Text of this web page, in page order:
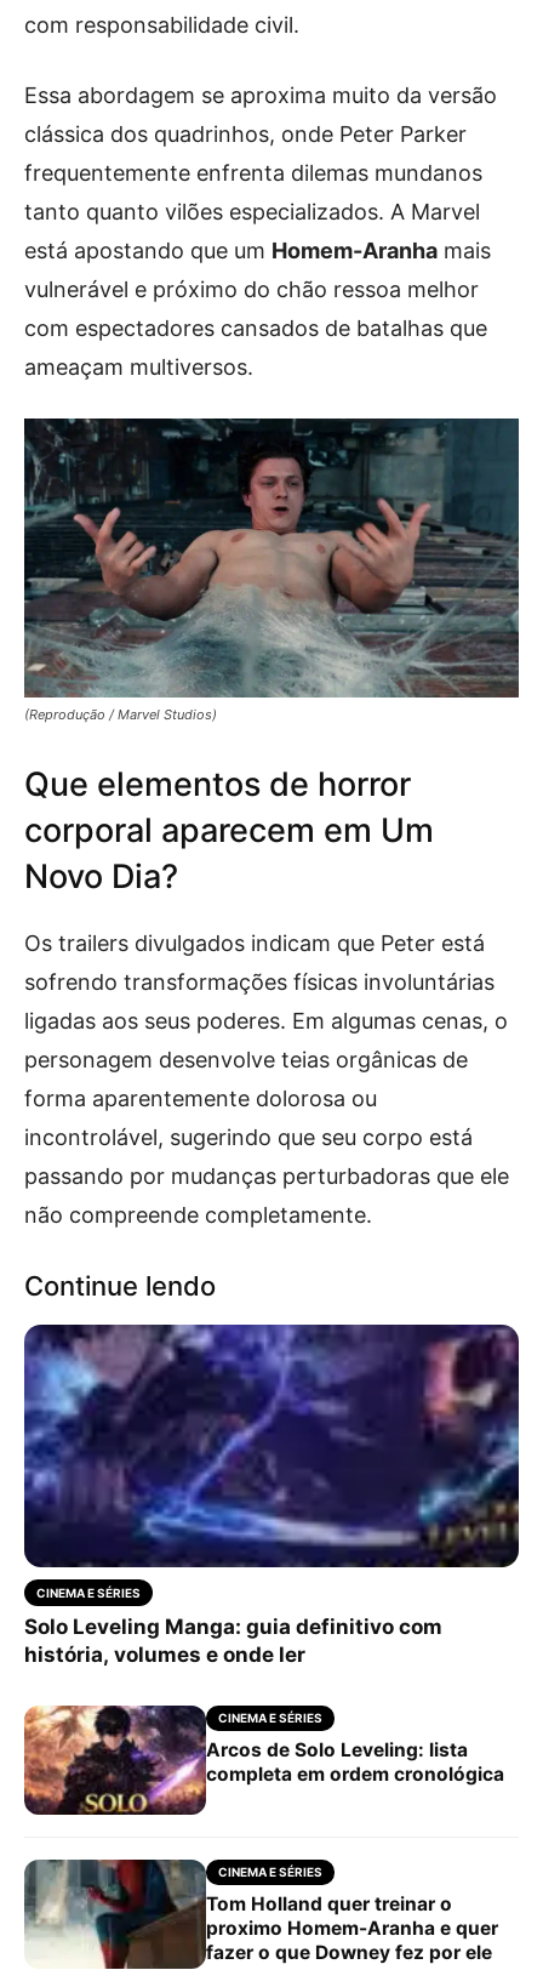
com responsabilidade civil.
Essa abordagem se aproxima muito da versão
clássica dos quadrinhos, onde Peter Parker
frequentemente enfrenta dilemas mundanos
tanto quanto vilões especializados. A Marvel
está apostando que um Homem-Aranha mais
vulnerável e próximo do chão ressoa melhor
com espectadores cansados de batalhas que
ameaçam multiversos.
(Reprodução / Marvel Studios)
Que elementos de horror
corporal aparecem em Um
Novo Dia?
Os trailers divulgados indicam que Peter está
sofrendo transformações físicas involuntárias
ligadas aos seus poderes. Em algumas cenas, o
personagem desenvolve teias orgânicas de
forma aparentemente dolorosa ou
incontrolável, sugerindo que seu corpo está
passando por mudanças perturbadoras que ele
não compreende completamente.
Continue lendo
CINEMA E SÉRIES
Solo Leveling Manga: guia definitivo com
história, volumes e onde ler
CINEMA E SÉRIES
Arcos de Solo Leveling: lista
completa em ordem cronológica
CINEMA E SÉRIES
Tom Holland quer treinar o
proximo Homem-Aranha e quer
fazer o que Downey fez por ele